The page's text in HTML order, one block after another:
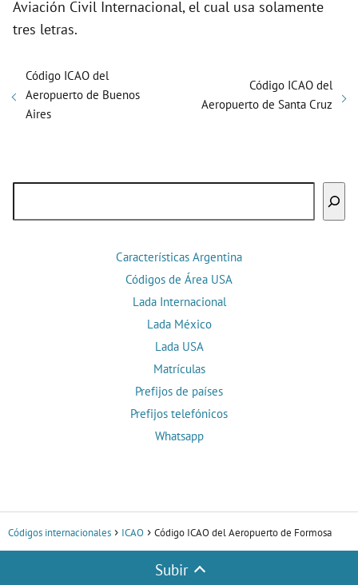
Aviación Civil Internacional, el cual usa solamente
tres letras.
Código ICAO del
Aeropuerto de Buenos
Aires
Código ICAO del
Aeropuerto de Santa Cruz
Características Argentina
Códigos de Área USA
Lada Internacional
Lada México
Lada USA
Matrículas
Prefijos de países
Prefijos telefónicos
Whatsapp
Códigos internacionales ICAO Código ICAO del Aeropuerto de Formosa
Subir